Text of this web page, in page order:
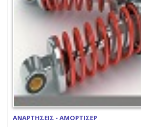
ΑΝΑΡΤΗΣΕΙΣ - ΑΜΟΡΤΙΣΕΡ